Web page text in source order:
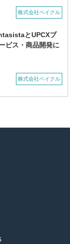
株式会社ペイクル
とUPCXブ
ビス・商品開発に
株式会社ペイクル